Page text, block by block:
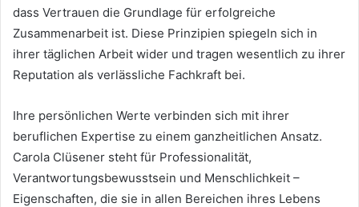
dass Vertrauen die Grundlage für erfolgreiche
Zusammenarbeit ist. Diese Prinzipien spiegeln sich in
ihrer täglichen Arbeit wider und tragen wesentlich zu ihrer
Reputation als verlässliche Fachkraft bei.
Ihre persönlichen Werte verbinden sich mit ihrer
beruflichen Expertise zu einem ganzheitlichen Ansatz.
Carola Clüsener steht für Professionalität,
Verantwortungsbewusstsein und Menschlichkeit –
Eigenschaften, die sie in allen Bereichen ihres Lebens